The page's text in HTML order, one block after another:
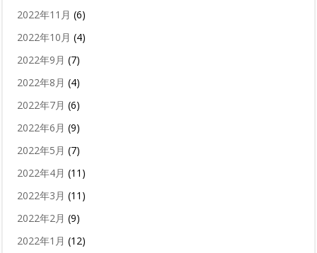
2022年11月 (6)
2022年10月 (4)
2022年9月 (7)
2022年8月 (4)
2022年7月 (6)
2022年6月 (9)
2022年5月 (7)
2022年4月 (11)
2022年3月 (11)
2022年2月 (9)
2022年1月 (12)